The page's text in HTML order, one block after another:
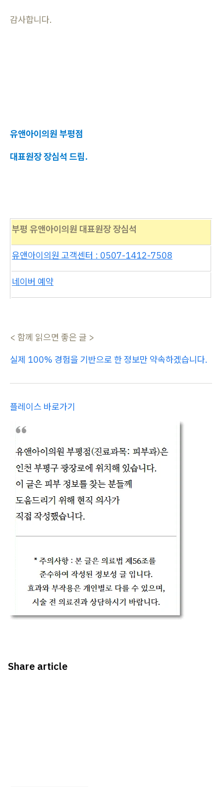
감사합니다.
유앤아이의원 부평점
대표원장 장심석 드림.
부평 유앤아이의원 대표원장 장심석
유앤아이의원 고객센터 : 0507-1412-7508
네이버 예약
< 함께 읽으면 좋은 글 >
실제 100% 경험을 기반으로 한 정보만 약속하겠습니다.
플레이스 바로가기
Share article